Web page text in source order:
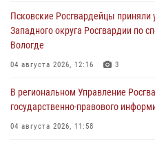
Псковские Росгвардейцы приняли
Западного округа Росгвардии по
Вологде
04 августа 2026, 12:16 3
В региональном Управление
государственно-правового
04 августа 2026, 11:58